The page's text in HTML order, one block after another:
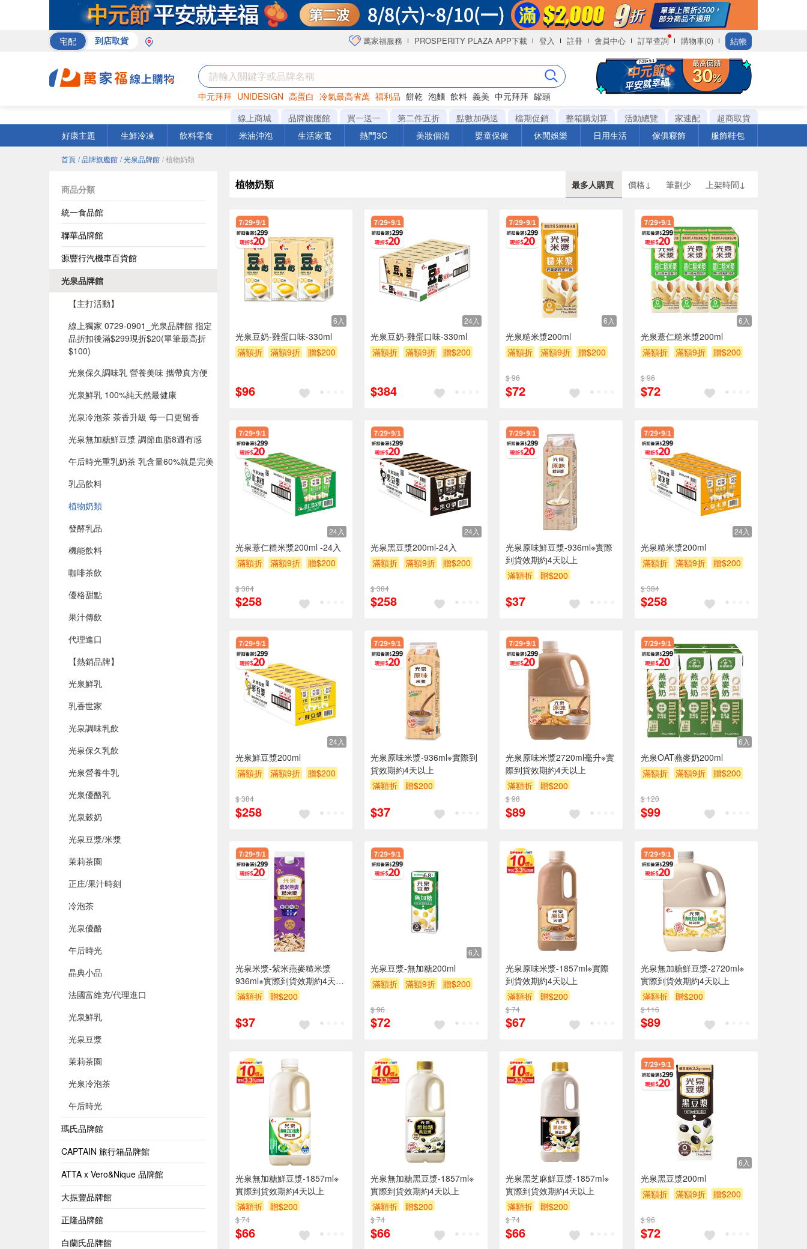
宅配 到店取貨 萬家福服務 PROSPERITY PLAZA APP下載 登入 註冊 會員中心 訂單查詢 購物車(0) 結帳
中元拜拜 UNIDESIGN 高蛋白 冷氣最高省萬 福利品 餅乾 泡麵 飲料 義美 中元拜拜 罐頭
巧克力 衛生紙 咖啡
線上商城 品牌旗艦館 買一送一 第二件五折 點數加碼送 檔期促銷 整箱購划算 活動總覽 家速配
超商取貨
好康主題
生鮮冷凍 飲料零食 米油沖泡 生活家電 熱門3C 美妝個清 嬰童保健 休閒娛樂 日用生活 傢俱寢飾 服飾鞋包
首頁 / 品牌旗艦館 / 光泉品牌館 / 植物奶類
商品分類
統一食品館
聯華品牌館
源豐行汽機車百貨館
光泉品牌館
【主打活動】
線上獨家 0729-0901_光泉品牌館 指定
品折扣後滿$299現折$20(單筆最高折
$100)​
光泉保久調味乳 營養美味 攜帶真方便
光泉鮮乳 100%純天然最健康
光泉冷泡茶 茶香升級 每一口更留香
光泉無加糖鮮豆漿 調節血脂8週有感
午后時光重乳奶茶 乳含量60%就是完美
乳品飲料
植物奶類
發酵乳品
機能飲料
咖啡茶飲
優格甜點
果汁傳飲
代理進口
【熱銷品牌】
光泉鮮乳
乳香世家
光泉調味乳飲
光泉保久乳飲
光泉營養牛乳
光泉優酪乳
光泉穀奶
光泉豆漿/米漿
茉莉茶園
正庄/果汁時刻
冷泡茶
光泉優酪
午后時光
晶典小品
法國富維克/代理進口
光泉鮮乳
光泉豆漿
茉莉茶園
光泉冷泡茶
午后時光
瑪氏品牌館
CAPTAIN 旅行箱品牌館
ATTA x Vero&Nique 品牌館
大振豐品牌館
正隆品牌館
白蘭氏品牌館
植物奶類 最多人購買 價格↓ 筆劃少 上架時間↓
6入
光泉豆奶-雞蛋口味-330ml
滿額折
滿額9折 贈$200
$96
24入
光泉豆奶-雞蛋口味-330ml
滿額折
滿額9折 贈$200
$384
6入
光泉糙米漿200ml
滿額折
滿額9折 贈$200
$ 96
$72
6入
光泉薏仁糙米漿200ml
滿額折
滿額9折 贈$200
$ 96
$72
24入
光泉薏仁糙米漿200ml -24入
滿額折
滿額9折 贈$200
$ 384
$258
24入
光泉黑豆漿200ml-24入
滿額折
滿額9折 贈$200
$ 384
$258
光泉原味鮮豆漿-936ml※實際
到貨效期約4天以上
滿額折
贈$200
$37
24入
光泉糙米漿200ml
滿額折
滿額9折 贈$200
$ 384
$258
24入
光泉鮮豆漿200ml
滿額折
滿額9折 贈$200
$ 384
$258
光泉原味米漿-936ml※實際到
貨效期約4天以上
滿額折
贈$200
$37
光泉原味米漿2720ml毫升※實
際到貨效期約4天以上
滿額折
贈$200
$ 98
$89
6入
光泉OAT燕麥奶200ml
滿額折
滿額9折 贈$200
$ 120
$99
光泉米漿-紫米燕麥糙米漿
936ml※實際到貨效期約4天以
上
滿額折 贈$200
$37
6入
光泉豆漿-無加糖200ml
滿額折
滿額9折 贈$200
$ 96
$72
光泉原味米漿-1857ml※實際
到貨效期約4天以上
滿額折
贈$200
$ 74
$67
光泉無加糖鮮豆漿-2720ml※
實際到貨效期約4天以上
滿額折
贈$200
$ 116
$89
光泉無加糖鮮豆漿-1857ml※
實際到貨效期約4天以上
滿額折
贈$200
$ 74
$66
光泉無加糖黑豆漿-1857ml※
實際到貨效期約4天以上
滿額折
贈$200
$ 74
$66
光泉黑芝麻鮮豆漿-1857ml※
實際到貨效期約4天以上
滿額折
贈$200
$ 74
$66
6入
光泉黑豆漿200ml
滿額折
滿額9折 贈$200
$ 96
$72